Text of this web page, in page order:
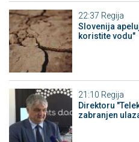
22:37 Regija
Slovenija
koristite vodu"
21:10 Regija
Direktoru
zabranjen